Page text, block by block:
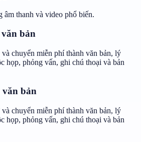
âm thanh và video phổ biến.
bản
chuyển miễn phí thành văn bản, lý
họp, phỏng vấn, ghi chú thoại và bản
bản
chuyển miễn phí thành văn bản, lý
họp, phỏng vấn, ghi chú thoại và bản